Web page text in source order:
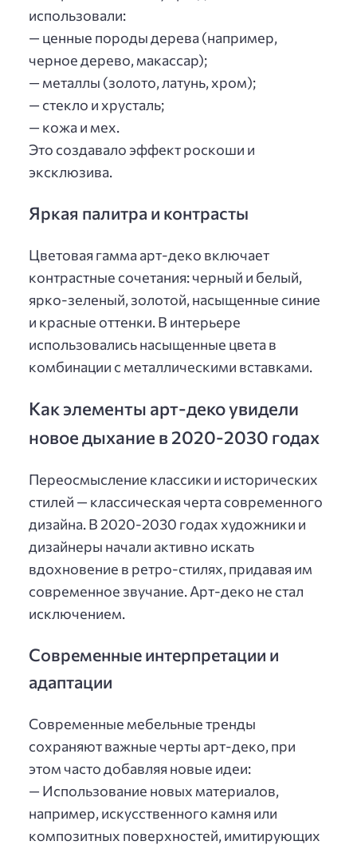
использовали:
— ценные породы дерева (например,
черное дерево, макассар);
— металлы (золото, латунь, хром);
— стекло и хрусталь;
— кожа и мех.
Это создавало эффект роскоши и
эксклюзива.
Яркая палитра и контрасты
Цветовая гамма арт-деко включает
контрастные сочетания: черный и белый,
ярко-зеленый, золотой, насыщенные синие
и красные оттенки. В интерьере
использовались насыщенные цвета в
комбинации с металлическими вставками.
Как элементы арт-деко увидели
новое дыхание в 2020-2030 годах
Переосмысление классики и исторических
стилей — классическая черта современного
дизайна. В 2020-2030 годах художники и
дизайнеры начали активно искать
вдохновение в ретро-стилях, придавая им
современное звучание. Арт-деко не стал
исключением.
Современные интерпретации и
адаптации
Современные мебельные тренды
сохраняют важные черты арт-деко, при
этом часто добавляя новые идеи:
— Использование новых материалов,
например, искусственного камня или
композитных поверхностей, имитирующих